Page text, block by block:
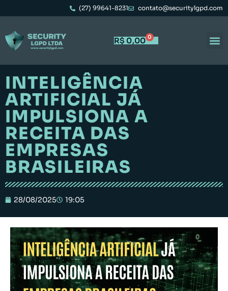
(27) 99641-8231 contato@securitylgpd.com
R$ 0,00 0
INTELIGÊNCIA
ARTIFICIAL JÁ
IMPULSIONA A
RECEITA DAS
EMPRESAS
BRASILEIRAS
28/08/2025 19:05